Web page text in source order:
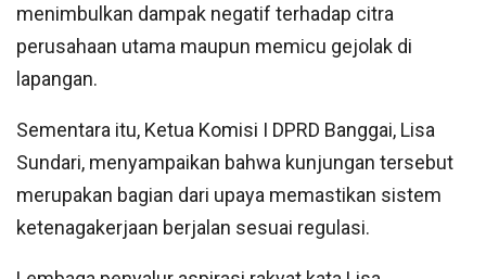
menimbulkan dampak negatif terhadap citra
perusahaan utama maupun memicu gejolak di
lapangan.
Sementara itu, Ketua Komisi I DPRD Banggai, Lisa
Sundari, menyampaikan bahwa kunjungan tersebut
merupakan bagian dari upaya memastikan sistem
ketenagakerjaan berjalan sesuai regulasi.